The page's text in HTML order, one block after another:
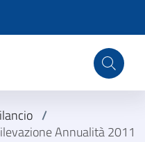
Campania
/
Annualità 2011